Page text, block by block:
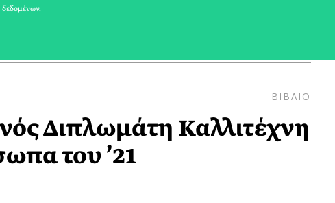
ΒΙΒΛΙΟ
Διπλωμάτη Καλλιτέχνη
του ’21
δεδομένων.